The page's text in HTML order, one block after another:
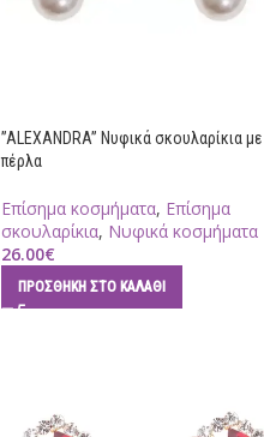
”ALEXANDRA” Νυφικά σκουλαρίκια με
πέρλα
Επίσημα κοσμήματα, Επίσημα
σκουλαρίκια, Νυφικά κοσμήματα
26.00€
ΠΡΟΣΘΉΚΗ ΣΤΟ ΚΑΛΆΘΙ